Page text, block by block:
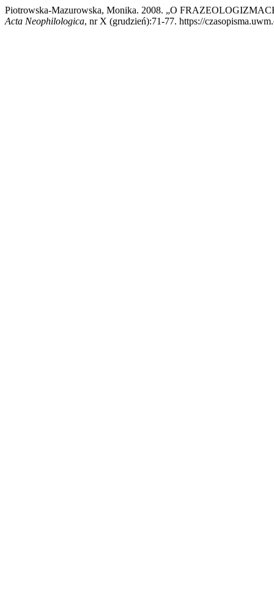
Piotrowska-Mazurowska, Monika. 2008. „O
Acta Neophilologica, nr X (grudzień):71-77. https://